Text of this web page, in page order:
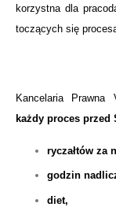
korzystna dla
toczących się
Kancelaria
każdy proces przed
ryczałtów za
godzin
diet,